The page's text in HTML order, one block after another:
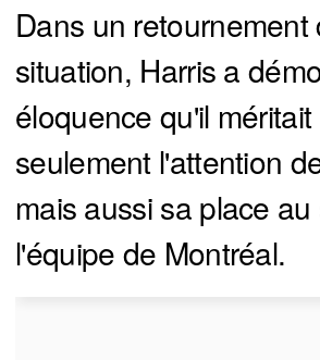
Dans un retournement
situation, Harris a
éloquence qu'il
seulement l'attention
mais aussi sa place
l'équipe de Montréal.